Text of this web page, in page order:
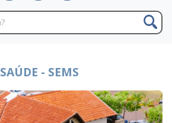
SAÚDE - SEMS